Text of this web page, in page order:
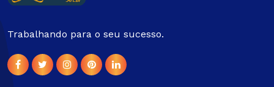
Trabalhando para o seu sucesso.